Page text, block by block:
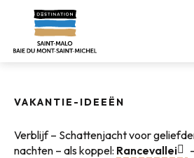
contenu
Home
Ontdek onze bestemming
Vakantie-ideeën – Schatkaart
Schattenjacht voor geliefden
VAKANTIE-IDEEËN
Verblijf – Schattenjacht voor
nachten – als koppel: Rancevallei